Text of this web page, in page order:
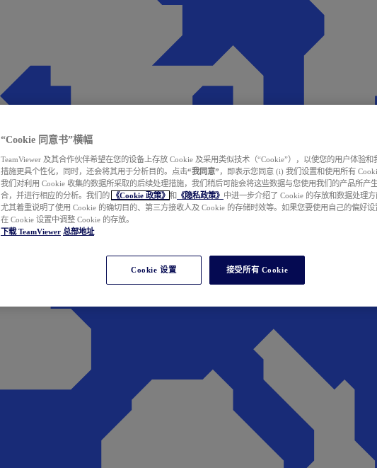
“Cookie 同意书”横幅
TeamViewer 及其合作伙伴希望在您的设备上存放 Cookie 及采用类似技术（“Cookie”），以使您的用户体验和
措施更具个性化，同时，还会将其用于分析目的。点击“我同意” ，即表示您同意 (i) 我们设置和使用所有
我们对利用 Cookie 收集的数据所采取的后续处理措施，我们稍后可能会将这些数据与您使用我们的产品所产
合，并进行相应的分析。我们的
《Cookie 政策》 和 《隐私政策》 中进一步介绍了 Cookie 的存放和数据处理方
尤其着重说明了使用 Cookie 的确切目的、第三方接收人及 Cookie 的存储时效等。如果您要使用自己的偏好
在 Cookie 设置中调整 Cookie 的存放。
下载 TeamViewer 总部地址
Cookie 设置 接受所有 Cookie